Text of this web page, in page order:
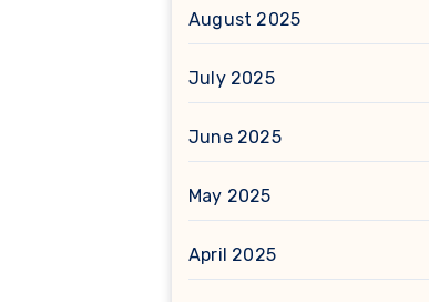
August 2025
July 2025
June 2025
May 2025
April 2025